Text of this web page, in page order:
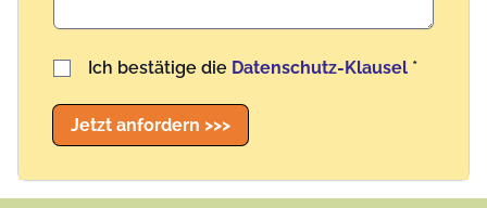
Benutzername
Ich bestätige die Datenschutz-Klausel *
Jetzt anfordern >>>